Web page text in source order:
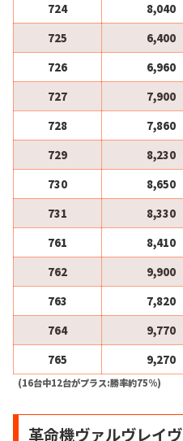
724
8,040
725
6,400
726
6,960
727
7,900
728
7,860
729
8,230
730
8,650
731
8,330
761
8,410
762
9,900
763
7,820
764
9,770
765
9,270
(16台中12台がプラス:勝率約75%)
革命機ヴァルヴレイヴ